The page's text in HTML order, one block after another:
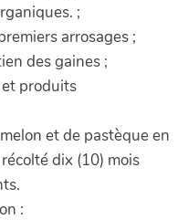
;
arrosages ;
des gaines ;
produits
et de pastèque en
dix (10) mois
: